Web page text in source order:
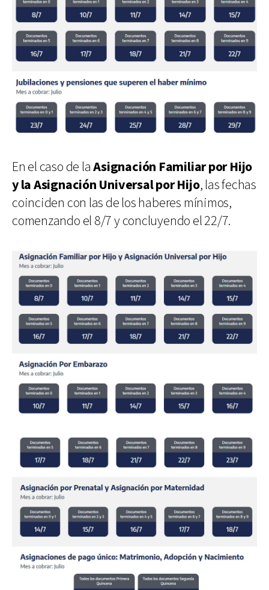
En el caso de laAsignación Familiar por Hijo
y la Asignación Universal por Hijo, las fechas
coinciden con las de los haberes mínimos,
comenzando el 8/7 y concluyendo el 22/7.